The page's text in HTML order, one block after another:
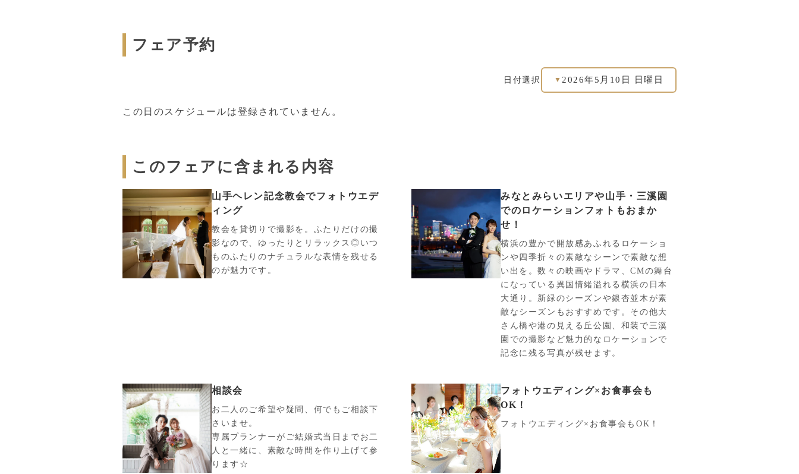
フェア予約
日付選択 ▼ 2026年5月10日 日曜日
この日のスケジュールは登録されていません。
このフェアに含まれる内容
山手ヘレン記念教会でフォトウエデ
ィング
教会を貸切りで撮影を。ふたりだけの撮
影なので、ゆったりとリラックス◎いつ
ものふたりのナチュラルな表情を残せる
のが魅力です。
みなとみらいエリアや山手・三溪園
でのロケーションフォトもおまか
せ！
横浜の豊かで開放感あふれるロケーショ
ンや四季折々の素敵なシーンで素敵な想
い出を。数々の映画やドラマ、CMの舞台
になっている異国情緒溢れる横浜の日本
大通り。新緑のシーズンや銀杏並木が素
敵なシーズンもおすすめです。その他大
さん橋や港の見える丘公園、和装で三溪
園での撮影など魅力的なロケーションで
記念に残る写真が残せます。
相談会
お二人のご希望や疑問、何でもご相談下
さいませ。
専属プランナーがご結婚式当日までお二
人と一緒に、素敵な時間を作り上げて参
ります☆
フォトウエディング×お食事会も
OK！
フォトウエディング×お食事会もOK！